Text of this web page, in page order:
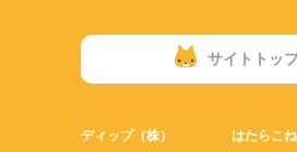
サイトトッ
ディップ（株） はたらこ